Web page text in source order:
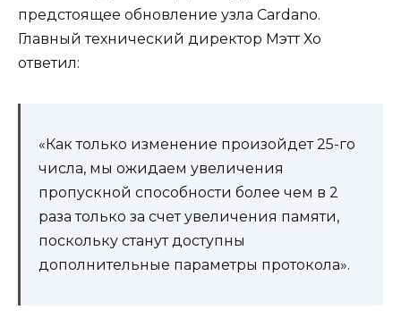
предстоящее обновление узла Cardano.
Главный технический директор Мэтт Хо
ответил:
«Как только изменение произойдет 25-го
числа, мы ожидаем увеличения
пропускной способности более чем в 2
раза только за счет увеличения памяти,
поскольку станут доступны
дополнительные параметры протокола».